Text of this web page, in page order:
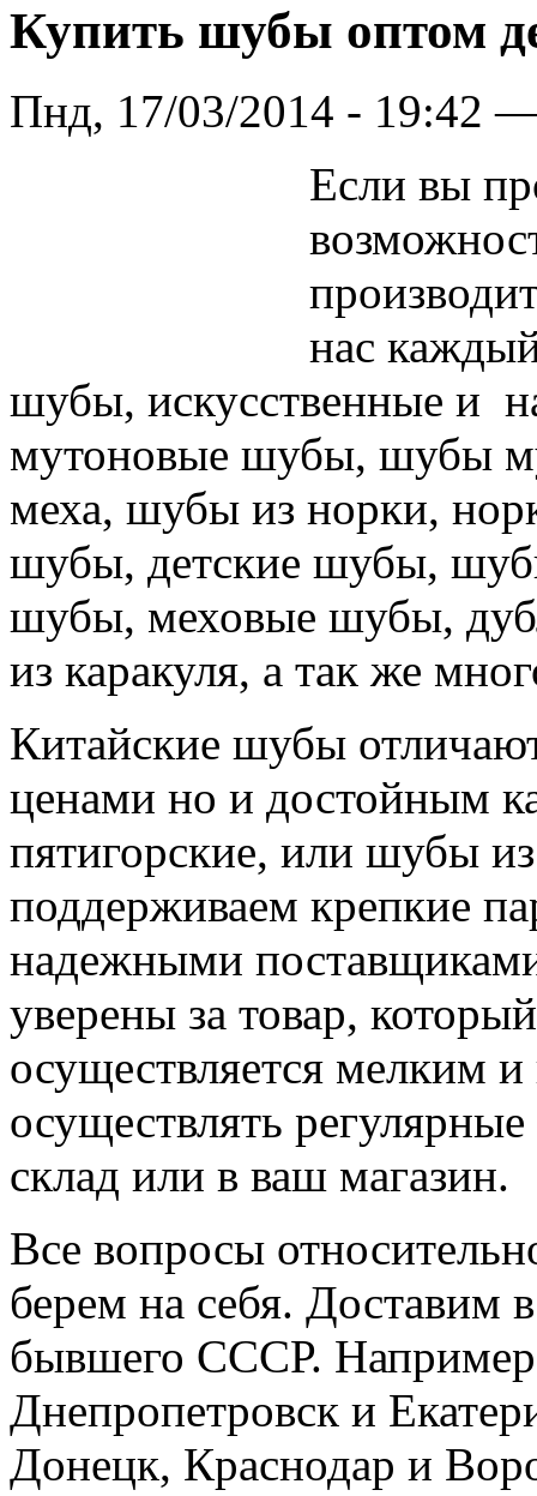
Купить шубы оптом
Пнд, 17/03/2014 - 19:42
Если вы
нас
шубы, искусственные и
мутоновые шубы, шубы
меха, шубы из норки,
шубы, детские шубы,
шубы, меховые шубы,
из каракуля, а так же
Китайские шубы
ценами но и достойным
пятигорские, или шубы
поддерживаем крепкие
надежными
уверены за товар,
осуществляется мелким
осуществлять
склад или в ваш магазин.
Все вопросы
берем на себя. Доставим
бывшего СССР.
Днепропетровск и
Донецк, Краснодар и